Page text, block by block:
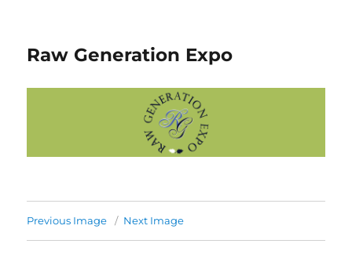
Raw Generation Expo
Previous Image Next Image